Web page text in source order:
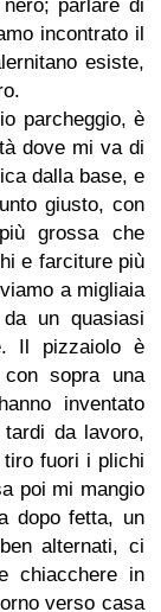
parlare di
incontrato il
esiste,
parcheggio, è
dove mi va di
dalla base, e
giusto, con
grossa che
e farciture più
a migliaia
un quasiasi
Il pizzaiolo è
sopra una
inventato
da lavoro,
fuori i plichi
poi mi mangio
dopo fetta, un
alternati, ci
chiacchere in
verso casa